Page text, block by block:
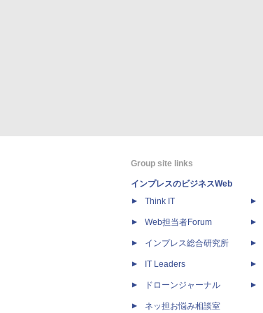
Group site links
インプレスのビジネスWeb
Think IT
Web担当者Forum
インプレス総合研究所
IT Leaders
ドローンジャーナル
ネッ担お悩み相談室